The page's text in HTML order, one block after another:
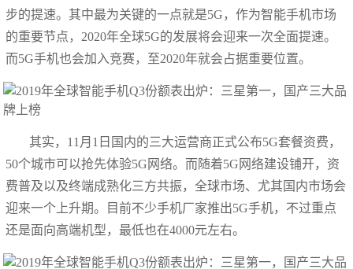
步的提速。其中最为关键的一点就是5G，作为智能手机市场
的重要节点，2020年全球5G的发展将会迎来一次全面提速。
而5G手机也会加入竞赛，至2020年就会占据重要位置。
其实，11月1日国内的三大运营商正式公布5G套餐资费，
50个城市可以抢先体验5G网络。而随着5G网络建设铺开，资
费普及以及终端成熟化三方共振，全球市场、尤其国内市场会
迎来一个上升期。目前不少手机厂家推出5G手机，不过重点
还是面向高端机型，最低也在4000元左右。